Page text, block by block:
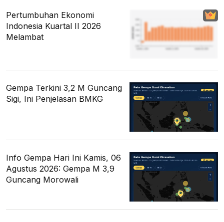
Pertumbuhan Ekonomi
Indonesia Kuartal II 2026
Melambat
Gempa Terkini 3,2 M Guncang
Sigi, Ini Penjelasan BMKG
Info Gempa Hari Ini Kamis, 06
Agustus 2026: Gempa M 3,9
Guncang Morowali